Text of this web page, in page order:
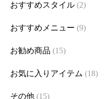
おすすめスタイル (2)
おすすめメニュー (9)
お勧め商品 (15)
お気に入りアイテム (18)
その他 (15)